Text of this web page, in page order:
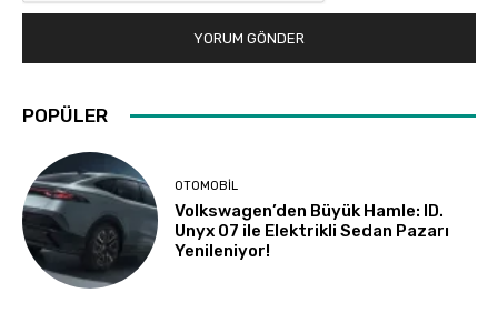
POPÜLER
OTOMOBIL
Volkswagen’den Büyük Hamle: ID.
Unyx 07 ile Elektrikli Sedan Pazarı
Yenileniyor!